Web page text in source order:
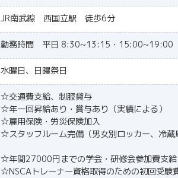
JR南武線 西国立駅 徒歩6分
勤務時間 平日 8:30~13:15・
水曜日、日曜祭日
☆交通費支給、制服貸与
☆年一回昇給あり・賞与あり（実績による）
☆雇用保険・労災保険加入
☆スタッフルーム完備（男女別ロッカー、冷蔵
☆年間27000円までの学会・研修会参加費支給
☆NSCAトレーナー資格取得のための初回受験